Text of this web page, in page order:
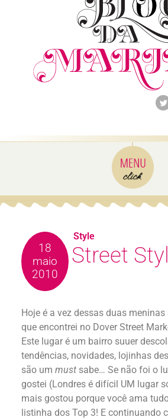
18
maio
2010
Street
Hoje é a vez dessas duas
que encontrei no Dover Street
Este lugar é um bairro suuer
tendências, novidades, lojinhas
são um must sabe… Se não foi o
gostei (Londres é difícil UM lugar
mais gostou porque você ama
listinha dos Top 3! E continuando
Style